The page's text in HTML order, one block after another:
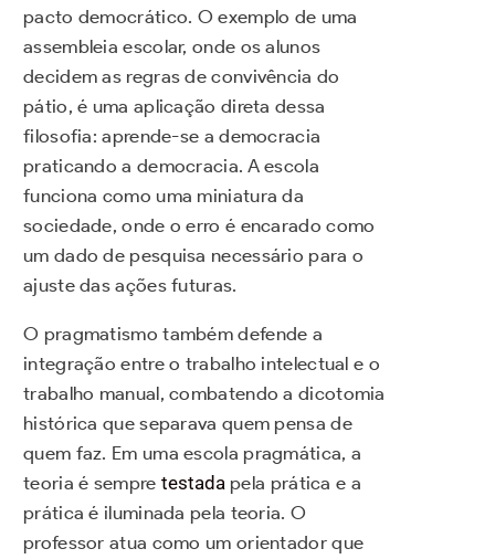
pacto democrático. O exemplo de uma
assembleia escolar, onde os alunos
decidem as regras de convivência do
pátio, é uma aplicação direta dessa
filosofia: aprende-se a democracia
praticando a democracia. A escola
funciona como uma miniatura da
sociedade, onde o erro é encarado como
um dado de pesquisa necessário para o
ajuste das ações futuras.
O pragmatismo também defende a
integração entre o trabalho intelectual e o
trabalho manual, combatendo a dicotomia
histórica que separava quem pensa de
quem faz. Em uma escola pragmática, a
teoria é sempre testada pela prática e a
prática é iluminada pela teoria. O
professor atua como um orientador que